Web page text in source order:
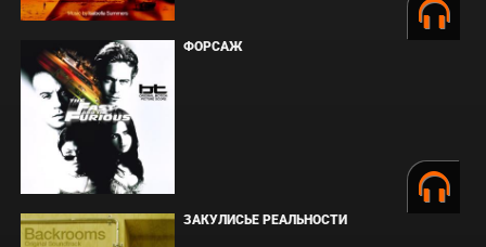
ФОРСАЖ
ЗАКУЛИСЬЕ РЕАЛЬНОСТИ